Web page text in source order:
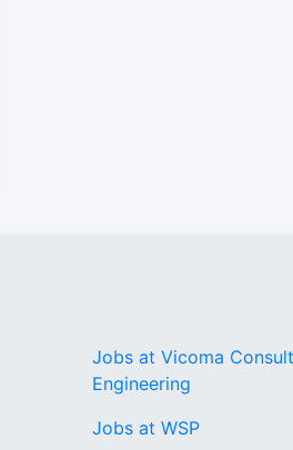
Jobs at Vicoma
Engineering
Jobs at WSP